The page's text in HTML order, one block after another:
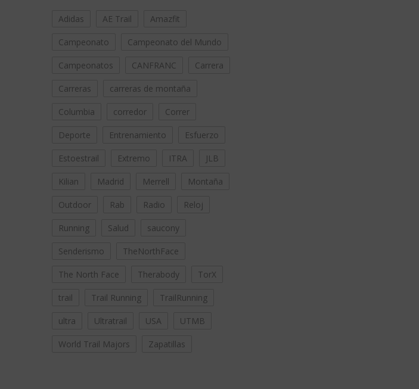
Adidas AE Trail Amazfit
Campeonato Campeonato del Mundo
Campeonatos CANFRANC Carrera
Carreras carreras de montaña
Columbia corredor Correr
Deporte Entrenamiento Esfuerzo
Estoestrail Extremo ITRA JLB
Kilian Madrid Merrell Montaña
Outdoor Rab Radio Reloj
Running Salud saucony
Senderismo TheNorthFace
The North Face Therabody TorX
trail Trail Running TrailRunning
ultra Ultratrail USA UTMB
World Trail Majors Zapatillas